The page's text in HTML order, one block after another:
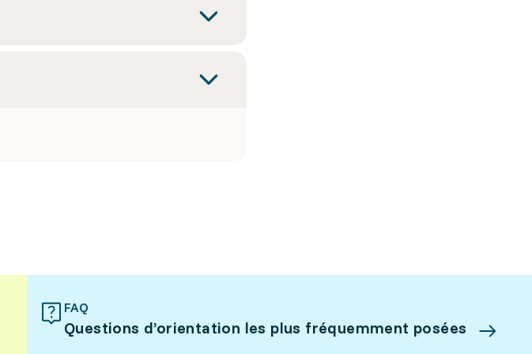
FAQ
Questions d’orientation les plus fréquemment posées